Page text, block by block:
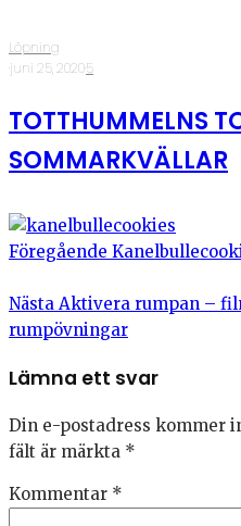
Löpning
·juni 25, 2020·5
TOTTHUMMELNS
SOMMARKVÄLLAR
Föregående
Nästa Aktivera rumpan –
rumpövningar
Lämna ett svar
Din e-postadress kommer
fält är märkta *
Kommentar *